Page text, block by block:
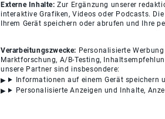
Externe Inhalte:Zur Ergänzung unserer
interaktive Grafiken, Videos oder Podcasts.
Ihrem Gerät speichern oder abrufen und Ihre
Verarbeitungszwecke: Personalisierte
Marktforschung, A/B-Testing,
unsere Partner sind insbesondere:
Informationen auf einem Gerät speichern
Personalisierte Anzeigen und Inhalte,